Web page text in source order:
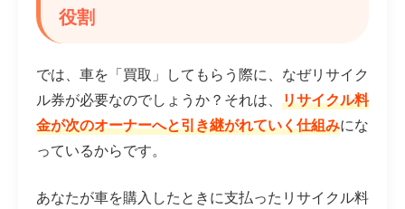
役割
では、車を「買取」してもらう際に、なぜリサイク
ル券が必要なのでしょうか？それは、 リサイクル料
金が次のオーナーへと引き継がれていく仕組みにな
っているからです。
あなたが車を購入したときに支払ったリサイクル料